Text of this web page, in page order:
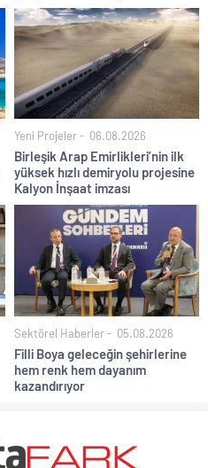
Yeni Projeler 06.08.2026
Birleşik Arap Emirlikleri’nin ilk
yüksek hızlı demiryolu projesine
Kalyon İnşaat imzası
Sektörel Haberler 05.08.2026
Filli Boya geleceğin şehirlerine
hem renk hem dayanım
kazandırıyor